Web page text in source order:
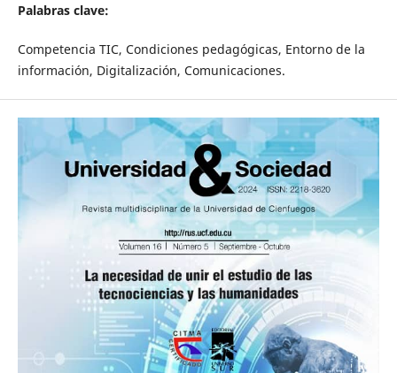
Palabras clave:
Competencia TIC, Condiciones pedagógicas, Entorno de la
información, Digitalización, Comunicaciones.